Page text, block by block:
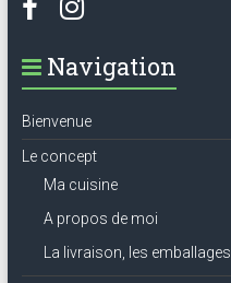
Navigation
Bienvenue
Le concept
Ma cuisine
A propos de moi
La livraison, les emballages